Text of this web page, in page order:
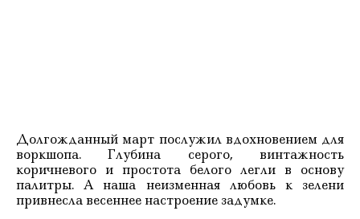
Долгожданный март послужил вдохновением для
воркшопа. Глубина серого, винтажность
коричневого и простота белого легли в основу
палитры. А наша неизменная любовь к зелени
привнесла весеннее настроение задумке.